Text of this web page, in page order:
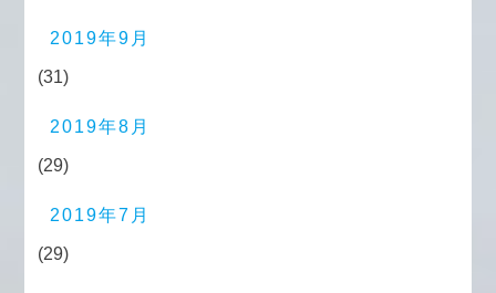
2019年9月
(31)
2019年8月
(29)
2019年7月
(29)